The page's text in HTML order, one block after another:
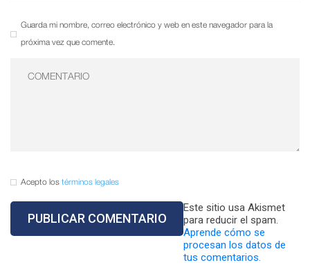
Guarda mi nombre, correo electrónico y web en este navegador para la
próxima vez que comente.
Acepto los términos legales
Este sitio usa Akismet
para reducir el spam.
Aprende cómo se
procesan los datos de
tus comentarios.